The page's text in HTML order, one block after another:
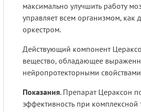
максимально улучшить работу
управляет всем организмом, как
оркестром.
Действующий компонент
вещество, обладающее
нейропротекторными
Показания. Препарат Цераксон
эффективность при комплексной